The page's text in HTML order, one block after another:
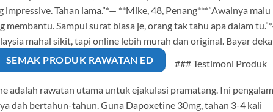
Tahan lama.”*— **Mike, 48, Penang***”Awalnya malu
Sampul surat biasa je, orang tak tahu apa dalam
mahal sikit, tapi online lebih murah dan original. Bayar
SEMAK PRODUK RAWATAN ED ### Testimoni Produk
adalah rawatan utama untuk ejakulasi pramatang. Ini
dah bertahun-tahun. Guna Dapoxetine 30mg, tahan 3-4 kali